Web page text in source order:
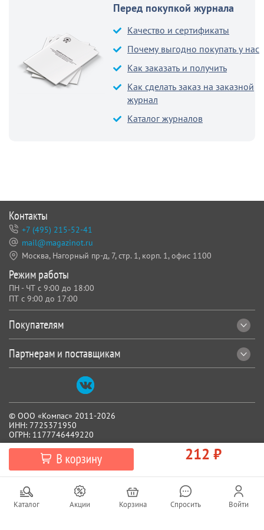
Каталог Акции Корзина Спросить Войти
212 ₽
Перед покупкой журнала
Качество и сертификаты
Почему выгодно покупать у нас
Как заказать и получить
Как сделать заказ на заказной
журнал
Каталог журналов
© ООО «Компас» 2011-2026
ИНН: 7725371950
ОГРН: 1177746449220
Все реквизиты
Покупателям
Партнерам и поставщикам
Контакты
+7 (495) 215-52-41
mail@magazinot.ru
Москва, Нагорный пр-д, 7, стр. 1, корп. 1, офис 1100
Режим работы
ПН - ЧТ с 9:00 до 18:00
ПТ с 9:00 до 17:00